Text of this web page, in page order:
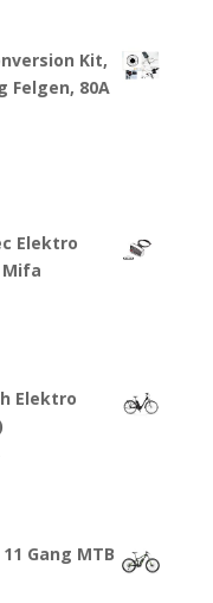
Kit,
Felgen, 80A
Elektro
Mifa
Elektro
Gang MTB